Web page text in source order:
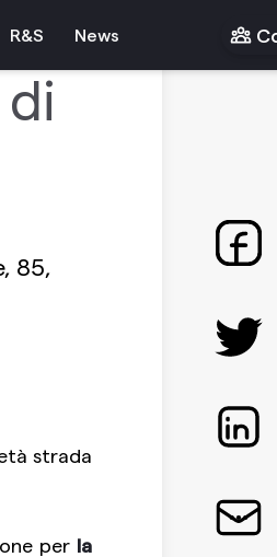
R&S News
85,
strada
per la